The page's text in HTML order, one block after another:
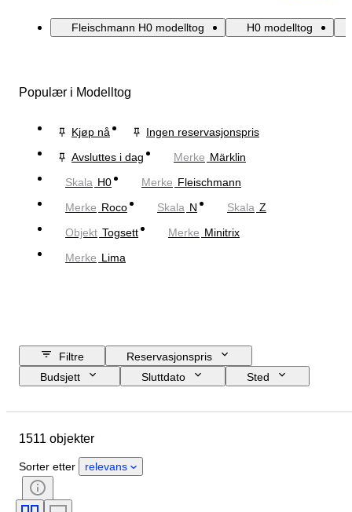
Fleischmann H0 modelltog H0 modelltog
Populær i Modelltog
Kjøp nå
Ingen reservasjonspris
Avsluttes i dag
Merke Märklin
Skala H0 Merke Fleischmann
Merke Roco Skala N Skala Z
Objekt Togsett Merke Minitrix
Merke Lima
Filtre
Reservasjonspris
Budsjett
Sluttdato
Sted
Tilstand
Emne
Farge
Skala
Strømforsyning
1511 objekter
Sorter etter relevans